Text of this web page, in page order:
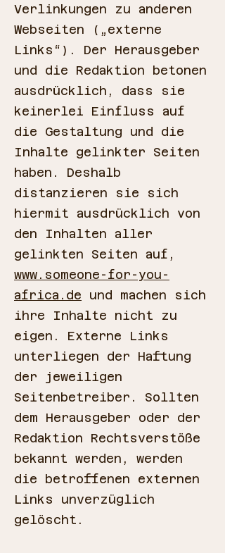
Verlinkungen zu anderen
Webseiten („externe
Links“). Der Herausgeber
und die Redaktion betonen
ausdrücklich, dass sie
keinerlei Einfluss auf
die Gestaltung und die
Inhalte gelinkter Seiten
haben. Deshalb
distanzieren sie sich
hiermit ausdrücklich von
den Inhalten aller
gelinkten Seiten auf,
www.someone-for-you-
africa.de und machen sich
ihre Inhalte nicht zu
eigen. Externe Links
unterliegen der Haftung
der jeweiligen
Seitenbetreiber. Sollten
dem Herausgeber oder der
Redaktion Rechtsverstöße
bekannt werden, werden
die betroffenen externen
Links unverzüglich
gelöscht.